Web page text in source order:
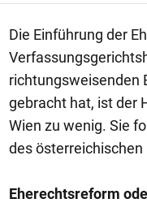
Die Einführung der
richtungsweisenden
gebracht hat, ist der
Wien zu wenig. Sie
des österreichischen
Eherechtsreform